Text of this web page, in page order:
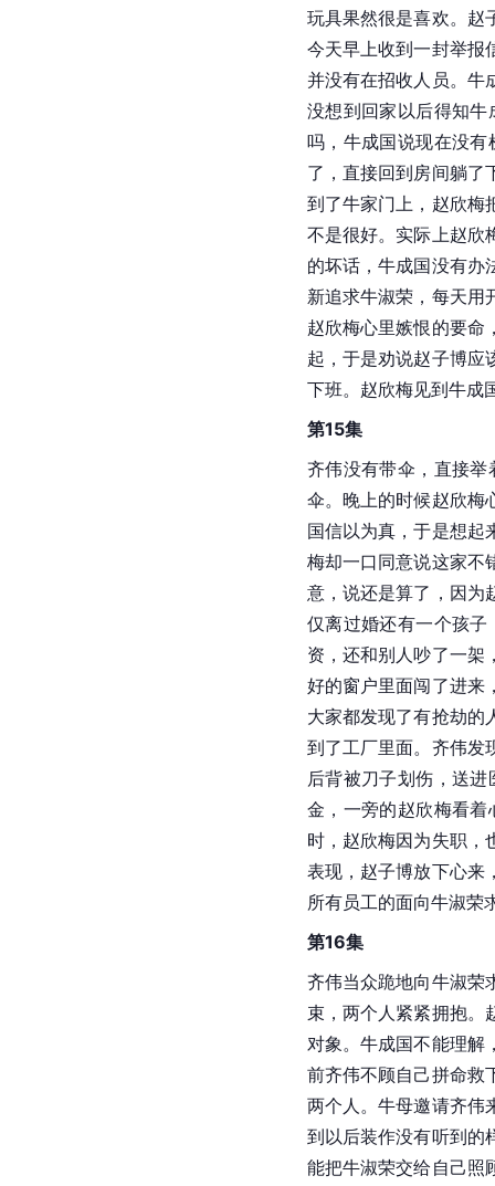
玩具果然很是喜欢。赵
今天早上收到一封举报
并没有在招收人员。牛
没想到回家以后得知
吗，牛成国说现在没
了，直接回到房间躺了
到了牛家门上，赵欣梅
不是很好。实际上赵欣
的坏话，牛成国没有办
新追求牛淑荣，每天用
赵欣梅心里嫉恨的要命
起，于是劝说赵子博应
下班。赵欣梅见到牛成
第15集
齐伟没有带伞，直接
伞。晚上的时候赵欣梅
国信以为真，于是想起
梅却一口同意说这家不
意，说还是算了，因为
仅离过婚还有一个孩
资，还和别人吵了一架
好的窗户里面闯了进来
大家都发现了有抢劫的
到了工厂里面。齐伟发
后背被刀子划伤，送
金，一旁的赵欣梅看
时，赵欣梅因为失职，
表现，赵子博放下心来
所有员工的面向牛淑荣
第16集
齐伟当众跪地向牛淑荣
束，两个人紧紧拥抱。
对象。牛成国不能理解
前齐伟不顾自己拼命救
两个人。牛母邀请齐伟
到以后装作没有听到的
能把牛淑荣交给自己照